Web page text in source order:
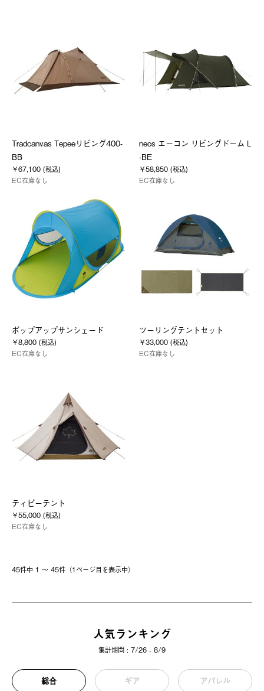
Tradcanvas Tepeeリビング400-
BB
￥67,100 (税込)
EC在庫なし
neos エーコン リビングドーム L
-BE
￥58,850 (税込)
EC在庫なし
ポップアップサンシェード
￥8,800 (税込)
EC在庫なし
ツーリングテントセット
￥33,000 (税込)
EC在庫なし
ティピーテント
￥55,000 (税込)
EC在庫なし
45件中 1 〜 45件（1ページ⽬を表⽰中）
人気ランキング
集計期間 : 7/26 - 8/9
総合 ギア アパレル